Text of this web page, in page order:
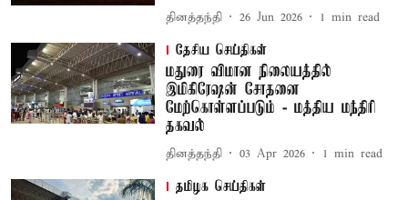
தினத்தந்தி 26 Jun 2026 1 min read
தேசிய செய்திகள்
மதுரை விமான நிலையத்தில்
இமிகிரேஷன் சோதனை
மேற்கொள்ளப்படும் - மத்திய மந்திரி
தகவல்
தினத்தந்தி 03 Apr 2026 1 min read
தமிழக செய்திகள்